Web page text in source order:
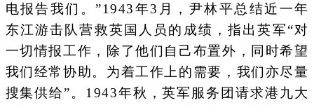
电报告我们。”1943年3月，尹林平总结近一年
东江游击队营救英国人员的成绩，指出英军“对
一切情报工作，除了他们自己布置外，同时希望
我们经常协助。为着工作上的需要，我们亦尽量
搜集供给”。1943年秋，英军服务团请求港九大